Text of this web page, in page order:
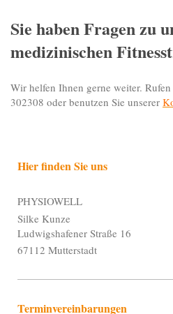
Sie haben Fragen zu
medizinischen
Wir helfen Ihnen gerne weiter.
302308 oder benutzen Sie unserer
Hier finden Sie uns
PHYSIOWELL
Silke Kunze
Ludwigshafener Straße 16
67112 Mutterstadt
Terminvereinbarungen